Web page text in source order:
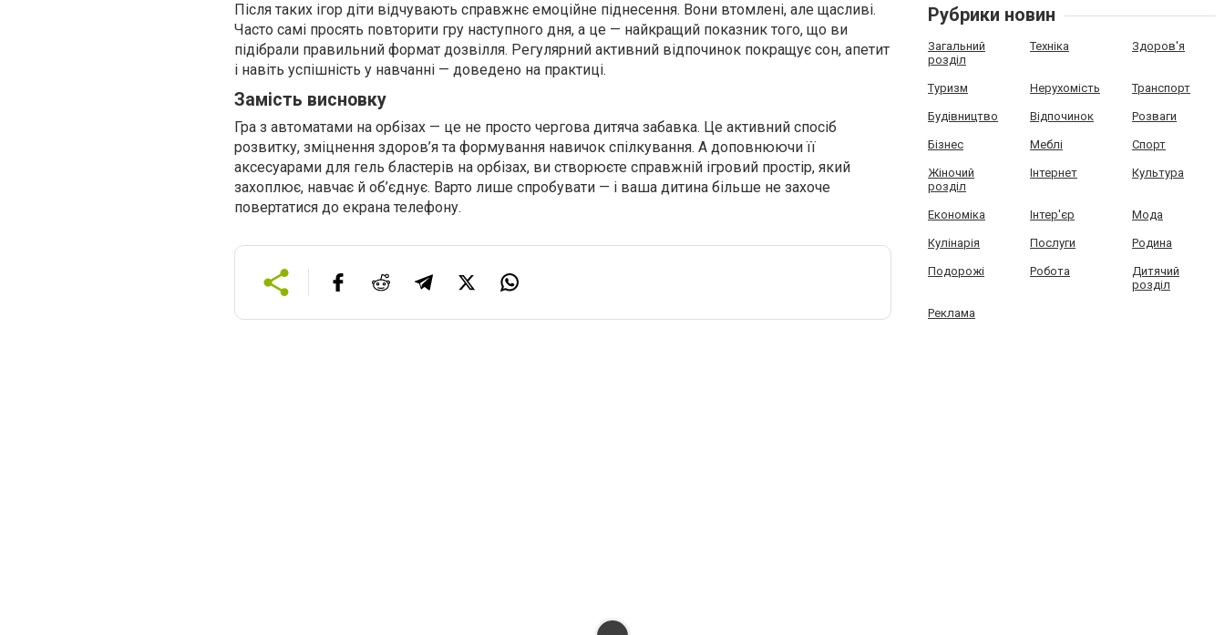
Після таких ігор діти відчувають справжнє емоційне піднесення. Вони втомлені, але щасливі.
Часто самі просять повторити гру наступного дня, а це — найкращий показник того, що ви
підібрали правильний формат дозвілля. Регулярний активний відпочинок покращує сон, апетит
і навіть успішність у навчанні — доведено на практиці.
Замість висновку
Гра з автоматами на орбізах — це не просто чергова дитяча забавка. Це активний спосіб
розвитку, зміцнення здоров’я та формування навичок спілкування. А доповнюючи її
аксесуарами для гель бластерів на орбізах, ви створюєте справжній ігровий простір, який
захоплює, навчає й об’єднує. Варто лише спробувати — і ваша дитина більше не захоче
повертатися до екрана телефону.
Рубрики новин
Загальний
розділ
Техніка Здоров'я
Туризм Нерухомість Транспорт
Будівництво Відпочинок Розваги
Бізнес Меблі Спорт
Жіночий
розділ
Інтернет Культура
Економіка Інтер'єр Мода
Кулінарія Послуги Родина
Подорожі Робота
Дитячий
розділ
Реклама